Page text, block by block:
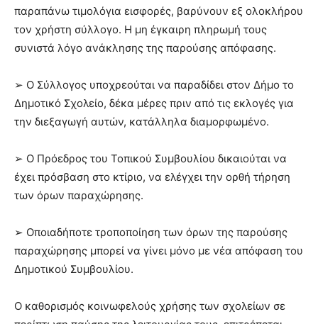
παραπάνω τιμολόγια εισφορές, βαρύνουν εξ ολοκλήρου
τον χρήστη σύλλογο. Η μη έγκαιρη πληρωμή τους
συνιστά λόγο ανάκλησης της παρούσης απόφασης.
➢ Ο Σύλλογος υποχρεούται να παραδίδει στον Δήμο το
Δημοτικό Σχολείο, δέκα μέρες πριν από τις εκλογές για
την διεξαγωγή αυτών, κατάλληλα διαμορφωμένο.
➢ Ο Πρόεδρος του Τοπικού Συμβουλίου δικαιούται να
έχει πρόσβαση στο κτίριο, να ελέγχει την ορθή τήρηση
των όρων παραχώρησης.
➢ Οποιαδήποτε τροποποίηση των όρων της παρούσης
παραχώρησης μπορεί να γίνει μόνο με νέα απόφαση του
Δημοτικού Συμβουλίου.
Ο καθορισμός κοινωφελούς χρήσης των σχολείων σε